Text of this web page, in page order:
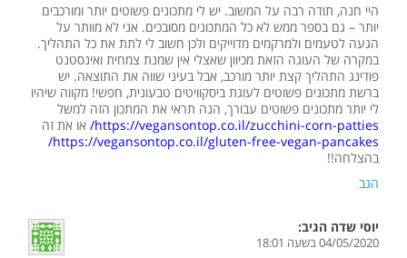
היי חנה, תודה רבה על המשוב. יש לי מתכונים פשוטים יותר ומורכבים
יותר – גם בספר ממש לא כל המתכונים מסובכים. אני לא מוותר על
הגעה לטעמים ולמרקמים מדוייקים ולכן חשוב לי לתת את כל התהליך.
במקרה של העוגה הזאת מכיוון שאצלי אין שמנת צמחית ואינסטנט
פודינג התהליך קצת יותר מורכב, אבל בעיני שווה את התוצאה. יש
ברשת מתכונים פשוטים לעוגת ביסקוויטים טבעונית, חפשי! מקווה שיהיו
לי יותר מתכונים פשוטים עבורך, הנה תראי את המתכון הזה למשל
https://vegansontop.co.il/zucchini-corn-patties/ או את זה
https://vegansontop.co.il/gluten-free-vegan-pancakes/
בהצלחה!!
הגב
יוסי שדה הגיב:
04/05/2020 בשעה 18:01